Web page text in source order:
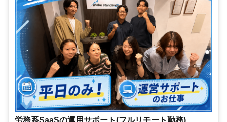
労務系SaaSの運用サポート(フルリモート勤務)